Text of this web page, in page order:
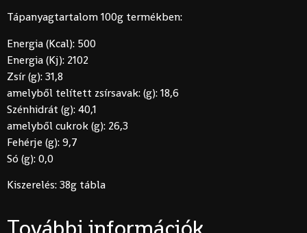
Tápanyagtartalom 100g termékben:
Energia (Kcal): 500
Energia (Kj): 2102
Zsír (g): 31,8
amelyből telített zsírsavak: (g): 18,6
Szénhidrát (g): 40,1
amelyből cukrok (g): 26,3
Fehérje (g): 9,7
Só (g): 0,0
Kiszerelés: 38g tábla